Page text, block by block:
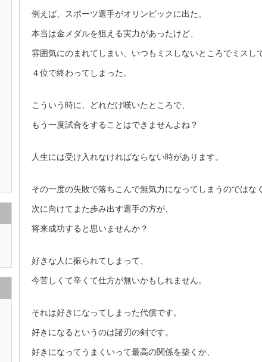
例えば、スポーツ選手がオリンピックに出た。
本当は金メダルを狙える実力があったけど、
雰囲気にのまれてしまい、いつもミスしないところでミスし
４位で終わってしまった。
こういう時に、どれだけ嘆いたところで、
もう一度試合をすることはできませんよね？
人生には受け入れなければならない時があります。
その一度の失敗で落ちこんで無気力になってしまうのではな
次に向けてまた歩み出す選手の方が、
将来成功すると思いませんか？
好きな人に振られてしまって、
今苦しくて辛くて仕方が無いかもしれません。
それは好きになってしまった代償です。
好きになるというのは諸刃の剣です。
好きになってうまくいって最高の関係を築くか、